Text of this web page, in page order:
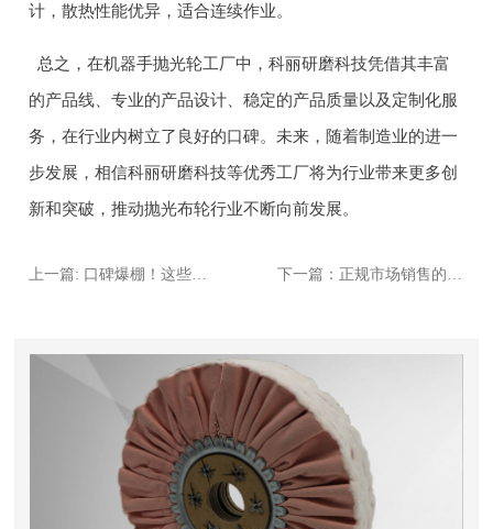
计，散热性能优异，适合连续作业。
总之，在机器手抛光轮工厂中，科丽研磨科技凭借其丰富
的产品线、专业的产品设计、稳定的产品质量以及定制化服
务，在行业内树立了良好的口碑。未来，随着制造业的进一
步发展，相信科丽研磨科技等优秀工厂将为行业带来更多创
新和突破，推动抛光布轮行业不断向前发展。
上一篇: 口碑爆棚！这些市场认可度高的抛光麻轮生产商，你知道几个？ 下一篇：正规市场销售的抛光布轮厂家，究竟有何独特之处？